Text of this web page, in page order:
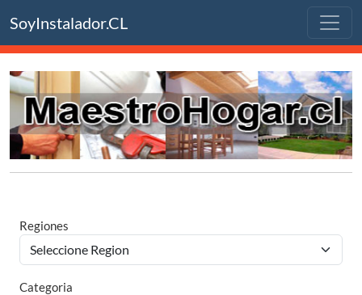
SoyInstalador.CL
Regiones
Categoria